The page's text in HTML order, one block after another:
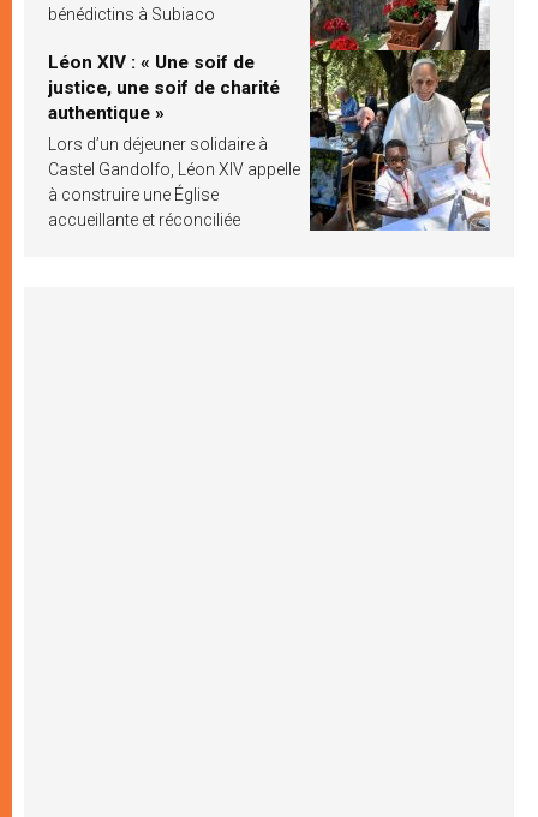
bénédictins à Subiaco
Léon XIV : « Une soif de
justice, une soif de charité
authentique »
Lors d’un déjeuner solidaire à
Castel Gandolfo, Léon XIV appelle
à construire une Église
accueillante et réconciliée